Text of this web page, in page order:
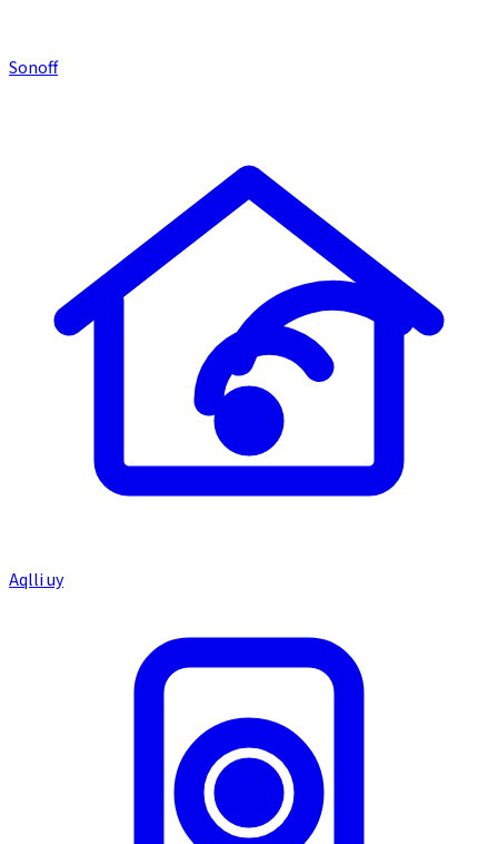
Sonoff
Aqlli uy